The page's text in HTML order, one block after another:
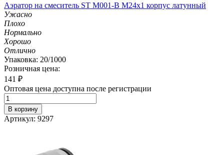
Аэратор на смеситель ST М001-B М24х1 корпус латунный
Ужасно
Плохо
Нормально
Хорошо
Отлично
Упаковка: 20/1000
Розничная цена:
141 ₽
Оптовая цена доступна после регистрации
В корзину
Артикул: 9297